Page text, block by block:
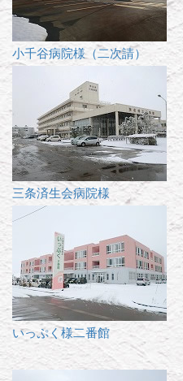
小千谷病院様（二次請）
三条済生会病院様
いっぷく様二番館